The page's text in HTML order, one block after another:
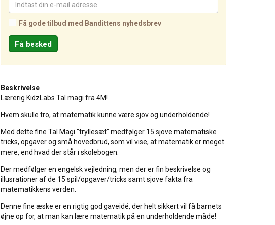
Få gode tilbud med Bandittens nyhedsbrev
Beskrivelse
Lærerig KidzLabs Tal magi fra 4M!
Hvem skulle tro, at matematik kunne være sjov og underholdende!
Med dette fine Tal Magi "tryllesæt" medfølger 15 sjove matematiske
tricks, opgaver og små hovedbrud, som vil vise, at matematik er meget
mere, end hvad der står i skolebogen.
Der medfølger en engelsk vejledning, men der er fin beskrivelse og
illusrationer af de 15 spil/opgaver/tricks samt sjove fakta fra
matematikkens verden.
Denne fine æske er en rigtig god gaveidé, der helt sikkert vil få barnets
øjne op for, at man kan lære matematik på en underholdende måde!